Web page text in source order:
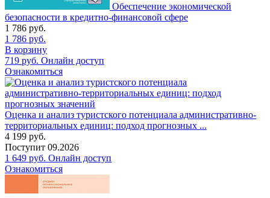
Обеспечение экономической
безопасности в кредитно-финансовой сфере
1 786 руб.
1 786 руб.
В корзину
719 руб. Онлайн доступ
Ознакомиться
Оценка и анализ туристского потенциала административно-
территориальных единиц: подход прогнозных ...
4 199 руб.
Поступит 09.2026
1 649 руб. Онлайн доступ
Ознакомиться